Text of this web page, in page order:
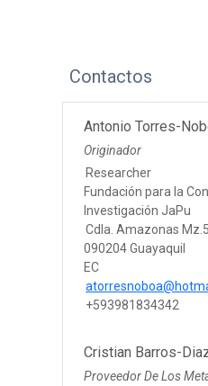
Contactos
Antonio Torres-
Originador
Researcher
Fundación para la
Investigación JaPu
Cdla. Amazonas
090204 Guayaquil
EC
+593981834342
Cristian Barros-
Proveedor De Los